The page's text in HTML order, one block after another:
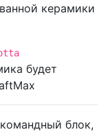
керамики
будет
блок,